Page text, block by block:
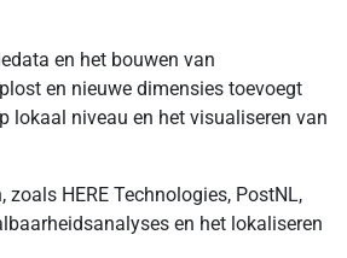
en het bouwen van
en nieuwe dimensies toevoegt
lokaal niveau en het visualiseren van
HERE Technologies, PostNL,
en het lokaliseren